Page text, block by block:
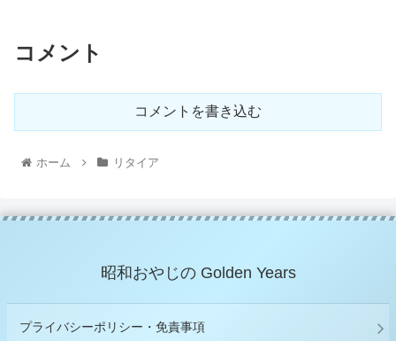
コメント
コメントを書き込む
ホーム リタイア
昭和おやじの Golden Years
プライバシーポリシー・免責事項